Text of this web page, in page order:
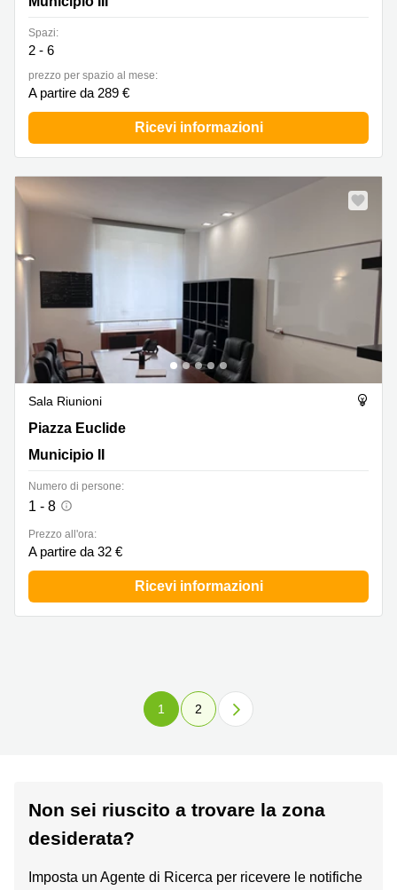
Spazi:
2 - 6
prezzo per spazio al mese:
A partire da 289 €
Ricevi informazioni
Sala Riunioni
Piazza Euclide 47, Municipio II
Piazza Euclide
Municipio II
Numero di persone:
1 - 8
Prezzo all'ora:
A partire da 32 €
Ricevi informazioni
1 2
Non sei riuscito a trovare la zona
desiderata?
Imposta un Agente di Ricerca per ricevere le notifiche